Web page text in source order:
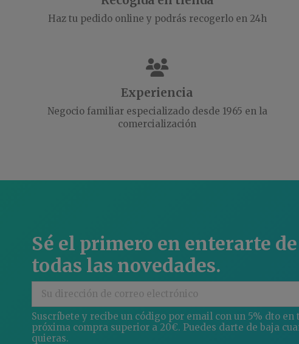
Haz tu pedido online y podrás recogerlo en 24h
Experiencia
Negocio familiar especializado desde 1965 en la
comercialización
Sé el primero en enterarte de
todas las novedades.
Suscríbete y recibe un código por email con un 5% dto en
próxima compra superior a 20€. Puedes darte de baja
quieras.